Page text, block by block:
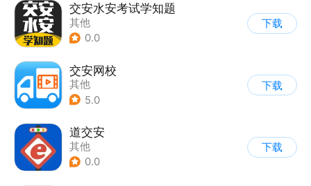
交安水安考试学知题
其他
0.0
下载
交安网校
其他
5.0
下载
道交安
其他
0.0
下载